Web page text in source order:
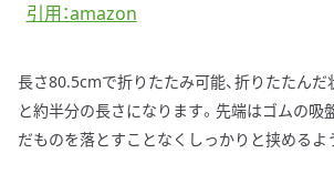
引用：amazon
長さ80.5cmで折りたたみ可能、折りたたん
と約半分の長さになります。先端はゴムの吸
だものを落とすことなくしっかりと挟めるよ